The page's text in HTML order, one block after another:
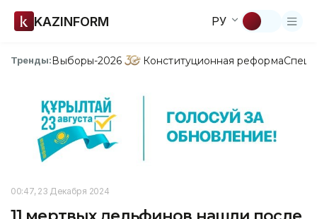
KAZINFORM РУ
Тренды:Выборы-2026 Конституционная реформа
00:47, 23 Декабря 2024